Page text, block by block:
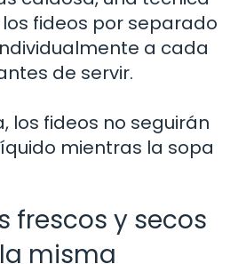
fideos por separado
a cada
de servir.
los fideos no seguirán
mientras la sopa
frescos y secos
misma